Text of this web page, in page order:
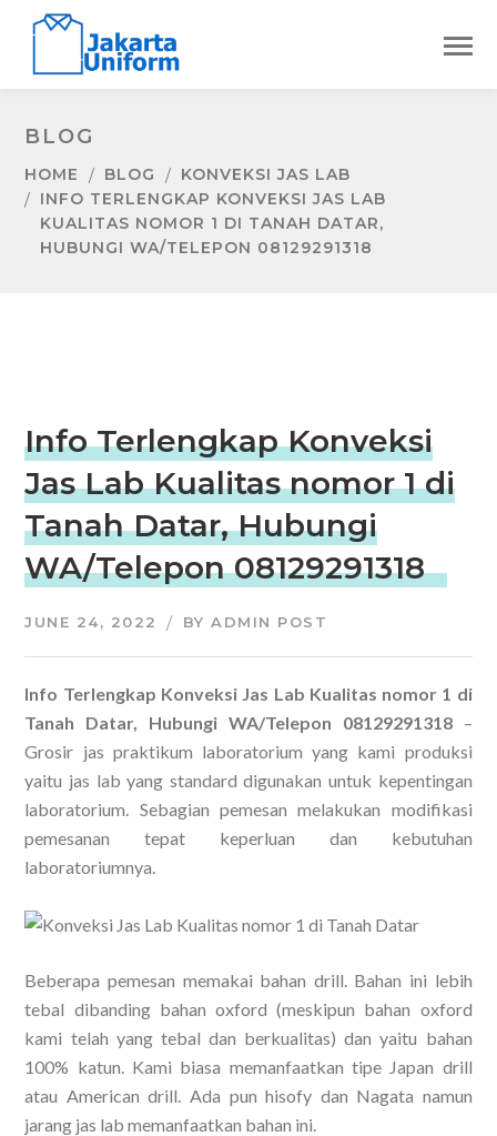
BLOG
HOME BLOG
KONVEKSI JAS LAB
INFO TERLENGKAP KONVEKSI JAS LAB
KUALITAS NOMOR 1 DI TANAH DATAR,
HUBUNGI WA/TELEPON 08129291318
Info Terlengkap Konveksi
Jas Lab Kualitas nomor 1 di
Tanah Datar, Hubungi
WA/Telepon 08129291318
JUNE 24, 2022 BYADMIN POST
Info Terlengkap Konveksi Jas Lab Kualitas nomor 1 di
Tanah Datar, Hubungi WA/Telepon 08129291318–
Grosir jas praktikum laboratorium yang kami produksi
yaitu jas lab yang standard digunakan untuk kepentingan
laboratorium. Sebagian pemesan melakukan modifikasi
pemesanan tepat keperluan dan kebutuhan
laboratoriumnya.
Beberapa pemesan memakai bahan drill. Bahan ini lebih
tebal dibanding bahan oxford (meskipun bahan oxford
kami telah yang tebal dan berkualitas) dan yaitu bahan
100% katun. Kami biasa memanfaatkan tipe Japan drill
atau American drill. Ada pun hisofy dan Nagata namun
jarang jas lab memanfaatkan bahan ini.